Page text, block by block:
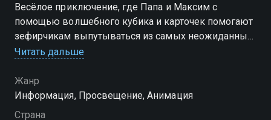
Весёлое приключение, где Папа и Максим с
помощью волшебного кубика и карточек помогают
зефирчикам выпутываться из самых неожиданных
ситуаций
Читать дальше
Жанр
Информация, Просвещение, Анимация
Страна